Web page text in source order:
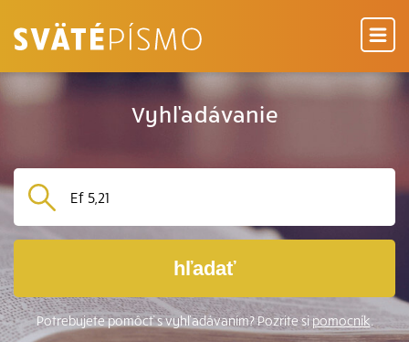
Vyhľadávanie
hľadať
Potrebujete pomôcť s vyhľadávaním? Pozrite sipomocník.